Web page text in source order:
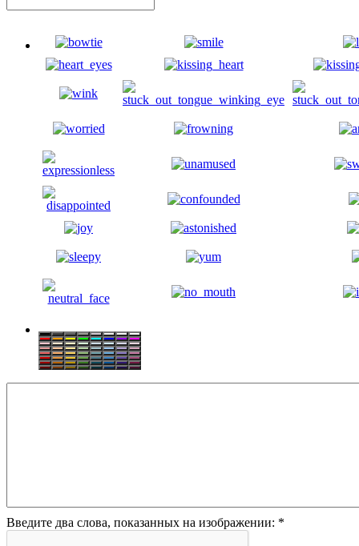
Введите два слова, показанных на изображении: *